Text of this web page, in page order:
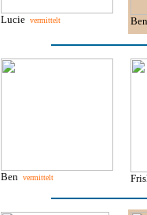
Lucie vermittelt
Ben vermittelt